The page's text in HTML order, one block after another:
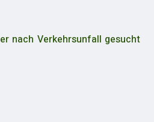
nach Verkehrsunfall gesucht